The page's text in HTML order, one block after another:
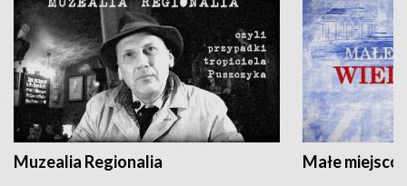
Muzealia Regionalia Małe